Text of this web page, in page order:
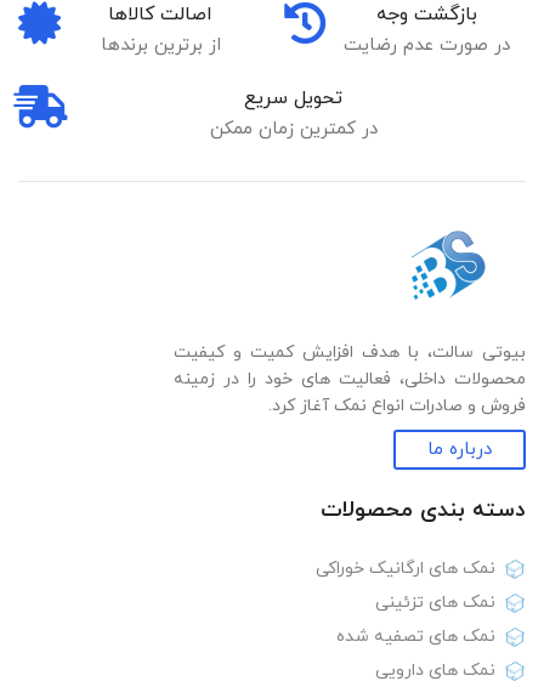
بازگشت وجه
در صورت عدم رضایت
اصالت کالاها
از برترین برندها
تحویل سریع
در کمترین زمان ممکن
بیوتی سالت، با هدف افزایش کمیت و کیفیت
محصولات داخلی، فعالیت های خود را در زمینه
فروش و صادرات انواع نمک آغاز کرد.
درباره ما
دسته بندی‌ محصولات
نمک های ارگانیک خوراکی
نمک های تزئینی
نمک های تصفیه شده
نمک های دارویی